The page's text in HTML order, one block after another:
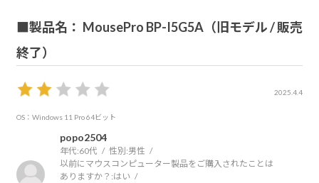
■製品名： MousePro BP-I5G5A（旧モデル / 販売
終了）
2025.4.4
OS：Windows 11 Pro 64ビット
popo2504
年代:60代 性別:男性
以前にマウスコンピューター製品をご購入されたことは
ありますか？:はい